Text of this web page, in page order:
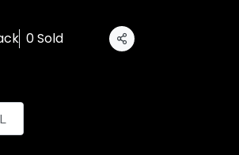
0 Sold
Share